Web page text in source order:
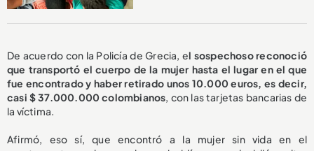
De acuerdo con la Policía de Grecia, el sospechoso reconoció
que transportó el cuerpo de la mujer hasta el lugar en el que
fue encontrado y haber retirado unos 10.000 euros, es decir,
casi $ 37.000.000 colombianos, con las tarjetas bancarias de
la víctima.
Afirmó, eso sí, que encontró a la mujer sin vida en el